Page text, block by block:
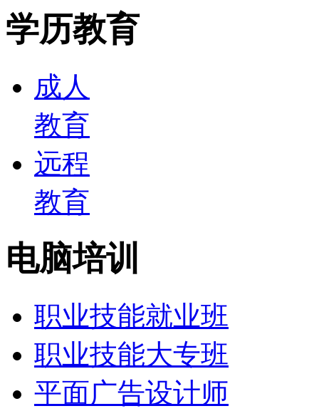
学历教育
成人
教育
远程
教育
电脑培训
职业技能就业班
职业技能大专班
平面广告设计师